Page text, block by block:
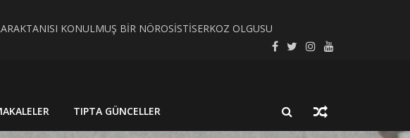
KONULMUŞ BİR NÖROSİSTİSERKOZ OLGUSU
TIPTA GÜNCELLER